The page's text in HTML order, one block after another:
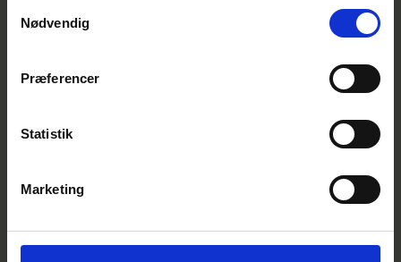
Nødvendig
Præferencer
Statistik
Marketing
vidtfavnende begreb. Samtidigt vil man som
nemmere ved at sætte krav til, hvor
sammenligne sin indsats og resultater med
man egentlig er, siger Anne Hasløv Stæhr.
På det internationale møde på Bornholm skal